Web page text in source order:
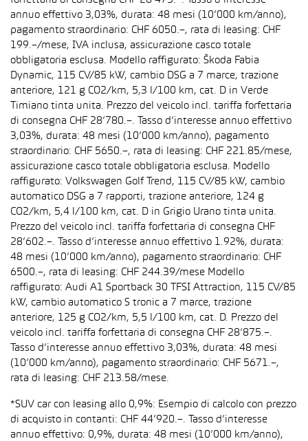
annuo effettivo 3,03%, durata: 48 mesi (10’000 km/anno),
pagamento straordinario: CHF 6050.–, rata di leasing: CHF
199.–/mese, IVA inclusa, assicurazione casco totale
obbligatoria esclusa. Modello raffigurato: Škoda Fabia
Dynamic, 115 CV/85 kW, cambio DSG a 7 marce, trazione
anteriore, 121 g CO2/km, 5,3 l/100 km, cat. D in Verde
Timiano tinta unita. Prezzo del veicolo incl. tariffa forfettaria
di consegna CHF 28’780.–. Tasso d’interesse annuo effettivo
3,03%, durata: 48 mesi (10’000 km/anno), pagamento
straordinario: CHF 5650.–, rata di leasing: CHF 221.85/mese,
assicurazione casco totale obbligatoria esclusa. Modello
raffigurato: Volkswagen Golf Trend, 115 CV/85 kW, cambio
automatico DSG a 7 rapporti, trazione anteriore, 124 g
CO2/km, 5,4 l/100 km, cat. D in Grigio Urano tinta unita.
Prezzo del veicolo incl. tariffa forfettaria di consegna CHF
28’602.–. Tasso d’interesse annuo effettivo 1.92%, durata:
48 mesi (10’000 km/anno), pagamento straordinario: CHF
6500.–, rata di leasing: CHF 244.39/mese Modello
raffigurato: Audi A1 Sportback 30 TFSI Attraction, 115 CV/85
kW, cambio automatico S tronic a 7 marce, trazione
anteriore, 125 g CO2/km, 5,5 l/100 km, cat. D. Prezzo del
veicolo incl. tariffa forfettaria di consegna CHF 28’875.–.
Tasso d’interesse annuo effettivo 3,03%, durata: 48 mesi
(10’000 km/anno), pagamento straordinario: CHF 5671.–,
rata di leasing: CHF 213.58/mese.
*SUV car con leasing allo 0,9%: Esempio di calcolo con prezzo
di acquisto in contanti: CHF 44’920.–. Tasso d’interesse
annuo effettivo: 0,9%, durata: 48 mesi (10’000 km/anno),